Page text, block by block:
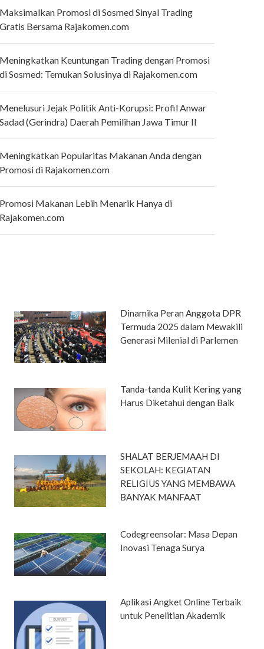
Promosi di Sosmed Sinyal Trading
Bersama Rajakomen.com
Keuntungan Trading dengan Promosi
Sosmed: Temukan Solusinya di Rajakomen.com
Jejak Politik Anti-Korupsi: Profil Anwar
(Gerindra) Daerah Pemilihan Jawa Timur II
Popularitas Makanan Anda dengan
di Rajakomen.com
Makanan Lebih Menarik Hanya di
Dinamika Peran Anggota DPR
Termuda 2025 dalam Mewakili
Generasi Milenial di Parlemen
Tanda-tanda Kulit Kering yang
Harus Diketahui dengan Baik
SHALAT BERJEMAAH DI
SEKOLAH: KEGIATAN
RELIGIUS YANG MEMBAWA
BANYAK MANFAAT
Codegreensolar: Masa Depan
Inovasi Tenaga Surya
Aplikasi Angket Online Terbaik
untuk Penelitian Akademik